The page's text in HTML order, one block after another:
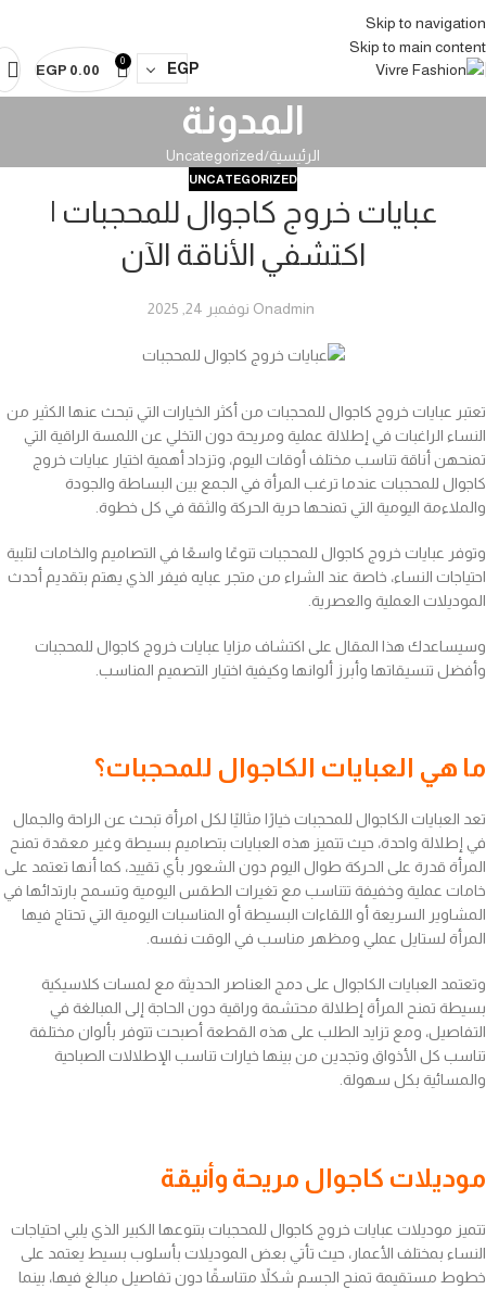
Skip to navigation
Skip to main content
Abaya Vivre Abaya Vivre
EGP
0
EGP 0.00
المدونة
الرئيسية Uncategorized
UNCATEGORIZED
عبايات خروج كاجوال للمحجبات |
اكتشفي الأناقة الآن
adminOn نوفمبر 24, 2025
تعتبر عبايات خروج كاجوال للمحجبات من أكثر الخيارات التي تبحث عنها الكثير من
النساء الراغبات في إطلالة عملية ومريحة دون التخلي عن اللمسة الراقية التي
تمنحهن أناقة تناسب مختلف أوقات اليوم، وتزداد أهمية اختيار عبايات خروج
كاجوال للمحجبات عندما ترغب المرأة في الجمع بين البساطة والجودة
والملاءمة اليومية التي تمنحها حرية الحركة والثقة في كل خطوة.
وتوفر عبايات خروج كاجوال للمحجبات تنوعًا واسعًا في التصاميم والخامات لتلبية
احتياجات النساء، خاصة عند الشراء من متجر عبايه فيفر الذي يهتم بتقديم أحدث
الموديلات العملية والعصرية.
وسيساعدك هذا المقال على اكتشاف مزايا عبايات خروج كاجوال للمحجبات
وأفضل تنسيقاتها وأبرز ألوانها وكيفية اختيار التصميم المناسب.
ما هي العبايات الكاجوال للمحجبات؟
تعد العبايات الكاجوال للمحجبات خيارًا مثاليًا لكل امرأة تبحث عن الراحة والجمال
في إطلالة واحدة، حيث تتميز هذه العبايات بتصاميم بسيطة وغير معقدة تمنح
المرأة قدرة على الحركة طوال اليوم دون الشعور بأي تقييد، كما أنها تعتمد على
خامات عملية وخفيفة تتناسب مع تغيرات الطقس اليومية وتسمح بارتدائها في
المشاوير السريعة أو اللقاءات البسيطة أو المناسبات اليومية التي تحتاج فيها
المرأة لستايل عملي ومظهر مناسب في الوقت نفسه.
وتعتمد العبايات الكاجوال على دمج العناصر الحديثة مع لمسات كلاسيكية
بسيطة تمنح المرأة إطلالة محتشمة وراقية دون الحاجة إلى المبالغة في
التفاصيل، ومع تزايد الطلب على هذه القطعة أصبحت تتوفر بألوان مختلفة
تناسب كل الأذواق وتجدين من بينها خيارات تناسب الإطلالات الصباحية
والمسائية بكل سهولة.
موديلات كاجوال مريحة وأنيقة
تتميز موديلات عبايات خروج كاجوال للمحجبات بتنوعها الكبير الذي يلبي احتياجات
النساء بمختلف الأعمار، حيث تأتي بعض الموديلات بأسلوب بسيط يعتمد على
خطوط مستقيمة تمنح الجسم شكلاً متناسقًا دون تفاصيل مبالغ فيها، بينما